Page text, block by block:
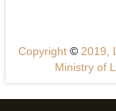
Copyright ©2019,
Ministry of